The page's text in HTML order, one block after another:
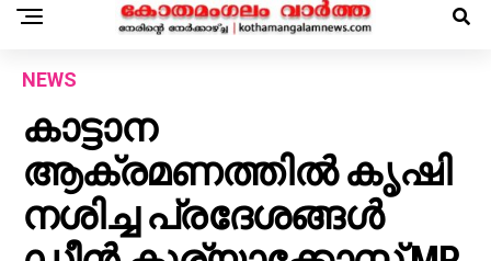
NEWS
കാട്ടാന
ആക്രമണത്തിൽ കൃഷി
നശിച്ച പ്രദേശങ്ങൾ